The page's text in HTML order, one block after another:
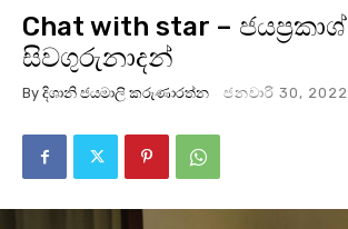
Chat with star – ජයප්‍රකාශ්
සිවගුරුනාදන්
By දිශානි ජයමාලි කරුණාරත්න ජනවාරි 30, 2022